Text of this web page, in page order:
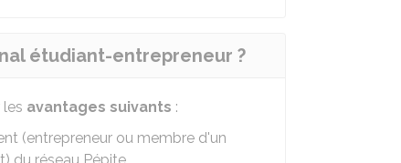
étudiant-entrepreneur ?
avantages suivants :
(entrepreneur ou membre d'un